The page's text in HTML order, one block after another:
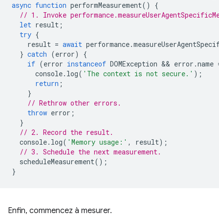
async function performMeasurement()
{
// 1. Invoke
let result ;
try {
result = await performance.
} catch (error)
{
if (error instanceof DOMException && error .name
console. log( 'The context is not secure.' );
return ;
}
// Rethrow other errors.
throw error ;
}
// 2. Record the result.
console. log( 'Memory usage:' , result);
// 3. Schedule the next measurement.
scheduleMeasurement();
}
Enfin, commencez à mesurer.